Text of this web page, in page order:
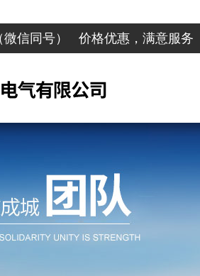
微信同号） 价格优惠，满意服务